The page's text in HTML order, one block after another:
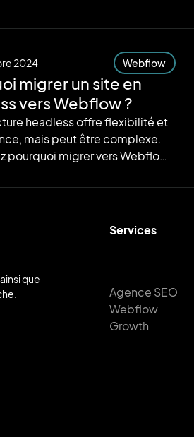
2024 Webflow
migrer un site en
vers Webflow ?
headless offre flexibilité et
mais peut être complexe.
pourquoi migrer vers Webflow
que
Services
Agence SEO
Webflow
Growth